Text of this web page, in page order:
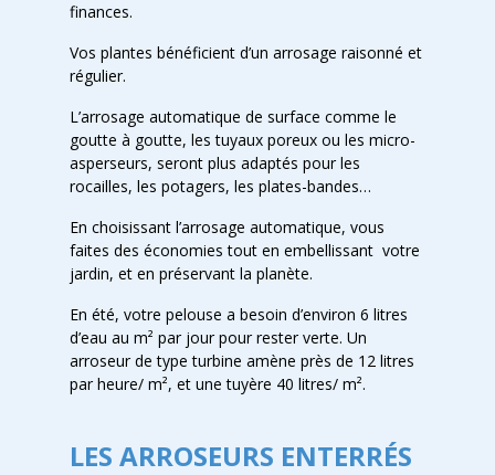
finances.
Vos plantes bénéficient d’un arrosage raisonné et
régulier.
L’arrosage automatique de surface comme le
goutte à goutte, les tuyaux poreux ou les micro-
asperseurs, seront plus adaptés pour les
rocailles, les potagers, les plates-bandes…
En choisissant l’arrosage automatique, vous
faites des économies tout en embellissant votre
jardin, et en préservant la planète.
En été, votre pelouse a besoin d’environ 6 litres
d’eau au m² par jour pour rester verte. Un
arroseur de type turbine amène près de 12 litres
par heure/ m², et une tuyère 40 litres/ m².
LES ARROSEURS ENTERRÉS